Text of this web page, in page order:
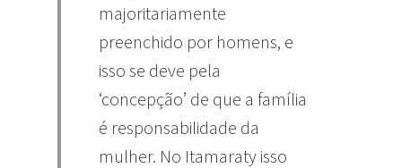
majoritariamente
preenchido por homens, e
isso se deve pela
‘concepção’ de que a família
é responsabilidade da
mulher. No Itamaraty isso